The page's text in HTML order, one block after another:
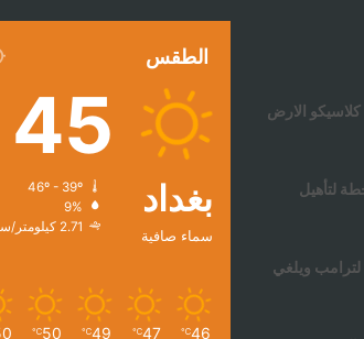
كلاسيكو الارض
لتأهيل
ويلغي
الطقس
بغداد
سماء صافية
45
9%
2.71 كيلومتر/ساعة
46
℃
47
℃
49
℃
50
℃